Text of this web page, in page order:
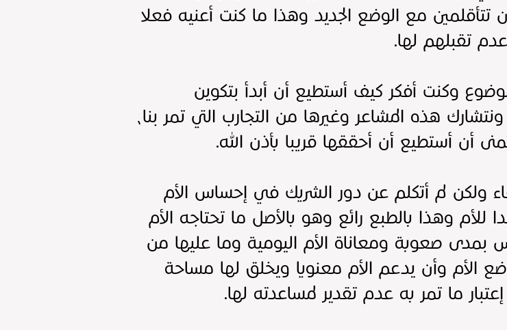
تتأقلمين مع الوضع الجديد وهذا ما كنت أعنيه فعلا
تقبلهم لها.
وكنت أفكر كيف أستطيع أن أبدأ بتكوين
هذه المشاعر وغيرها من التجارب التي تمر بنا،
أن أستطيع أن أحققها قريبا بأذن الله.
ولكن لم أتكلم عن دور الشريك في إحساس الأم
وهذا بالطبع رائع وهو بالأصل ما تحتاجه الأم
بمدى صعوبة ومعاناة الأم اليومية وما عليها من
الأم وأن يدعم الأم معنويا ويخلق لها مساحة
ما تمر به عدم تقدير لمساعدته لها.